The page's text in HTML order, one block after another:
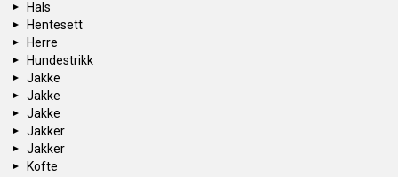
Hals
Hentesett
Herre
Hundestrikk
Jakke
Jakke
Jakke
Jakker
Jakker
Kofte